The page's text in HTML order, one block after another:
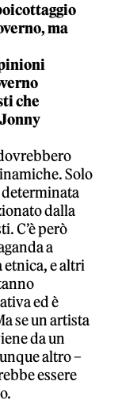
ma
che
Solo
determinata
dalla
C’è però
a
etnica, e altri
ed è
se un artista
da un
altro –
essere